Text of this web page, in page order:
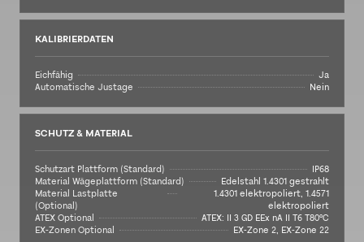
KALIBRIERDATEN
Eichfähig
Ja
Automatische Justage
Nein
SCHUTZ & MATERIAL
Schutzart Plattform (Standard)
IP68
Material Wägeplattform (Standard)
Edelstahl 1.4301 gestrahlt
Material Lastplatte
(Optional)
1.4301 elektropoliert, 1.4571
elektropoliert
ATEX Optional
ATEX: II 3 GD EEx nA II T6 T80°C
EX-Zonen Optional
EX-Zone 2, EX-Zone 22